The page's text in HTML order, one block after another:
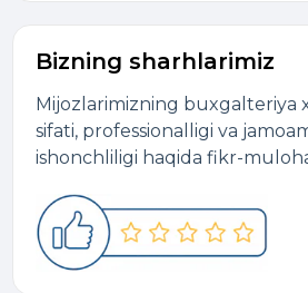
Bizning sharhlarimiz
Mijozlarimizning buxgalteriya
sifati, professionalligi va
ishonchliligi haqida fikr-